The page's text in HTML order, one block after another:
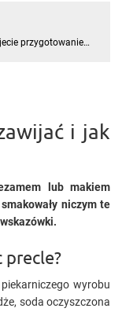
przygotowanie
Jak upiec prec
i jak
lub makiem
niczym te
precle?
wyrobu
soda oczyszczona